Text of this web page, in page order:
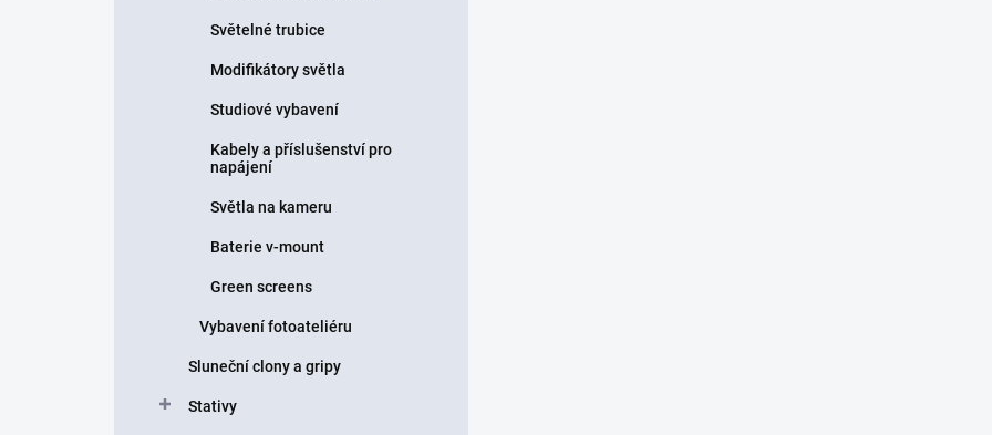
Světelné trubice
Modifikátory světla
Studiové vybavení
Kabely a příslušenství pro
napájení
Světla na kameru
Baterie v-mount
Green screens
Vybavení fotoateliéru
Sluneční clony a gripy
Stativy